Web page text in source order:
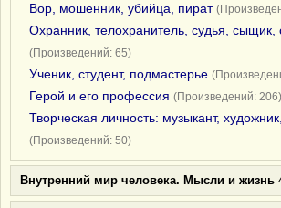
Вор, мошенник, убийца, пират
Охранник, телохранитель, судья, сыщик,
(Произведений: 65)
Ученик, студент, подмастерье
Герой и его профессия (Произведений: 206)
Творческая личность: музыкант,
(Произведений: 50)
Внутренний мир человека. Мысли и жизнь